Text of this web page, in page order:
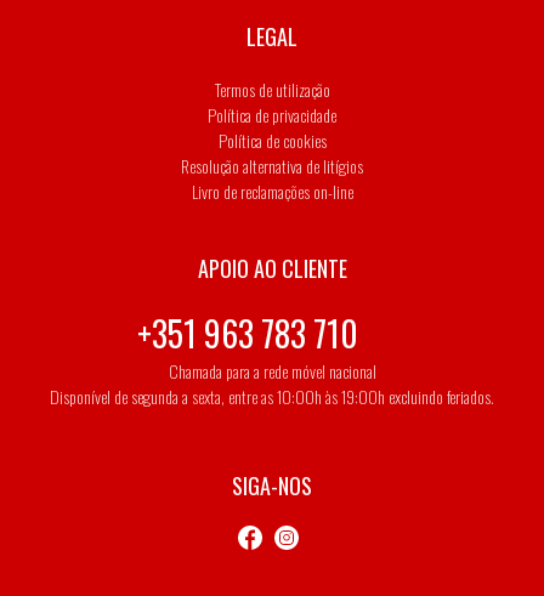
LEGAL
Termos de utilização
Política de privacidade
Política de cookies
Resolução alternativa de litígios
Livro de reclamações on-line
APOIO AO CLIENTE
+351 963 783 710
Chamada para a rede móvel nacional
Disponível de segunda a sexta, entre as 10:00h às 19:00h excluindo feriados.
SIGA-NOS